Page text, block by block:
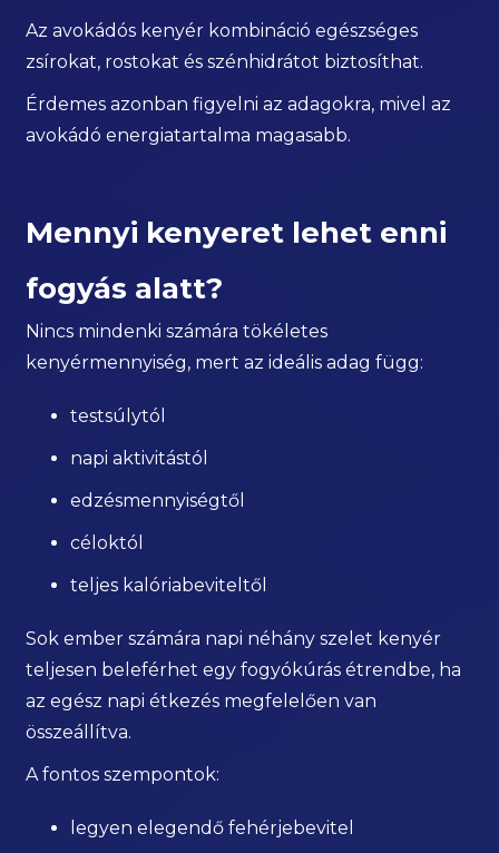
Az avokádós kenyér kombináció egészséges
zsírokat, rostokat és szénhidrátot biztosíthat.
Érdemes azonban figyelni az adagokra, mivel az
avokádó energiatartalma magasabb.
Mennyi kenyeret lehet enni
fogyás alatt?
Nincs mindenki számára tökéletes
kenyérmennyiség, mert az ideális adag függ:
testsúlytól
napi aktivitástól
edzésmennyiségtől
céloktól
teljes kalóriabeviteltől
Sok ember számára napi néhány szelet kenyér
teljesen beleférhet egy fogyókúrás étrendbe, ha
az egész napi étkezés megfelelően van
összeállítva.
A fontos szempontok:
legyen elegendő fehérjebevitel